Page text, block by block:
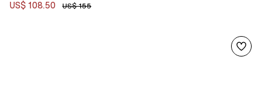
US$ 108.50 US$ 155